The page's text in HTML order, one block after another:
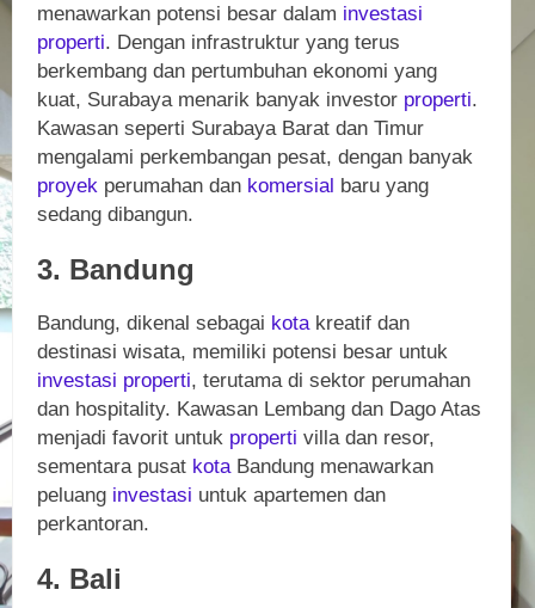
menawarkan potensi besar dalam investasi
properti. Dengan infrastruktur yang terus
berkembang dan pertumbuhan ekonomi yang
kuat, Surabaya menarik banyak investor properti.
Kawasan seperti Surabaya Barat dan Timur
mengalami perkembangan pesat, dengan banyak
proyek perumahan dan komersial baru yang
sedang dibangun.
3. Bandung
Bandung, dikenal sebagai kota kreatif dan
destinasi wisata, memiliki potensi besar untuk
investasi properti, terutama di sektor perumahan
dan hospitality. Kawasan Lembang dan Dago Atas
menjadi favorit untuk properti villa dan resor,
sementara pusat kota Bandung menawarkan
peluang investasi untuk apartemen dan
perkantoran.
4. Bali